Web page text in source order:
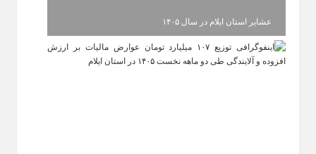
عشایر استان ایلام در سال ۱۴۰۵